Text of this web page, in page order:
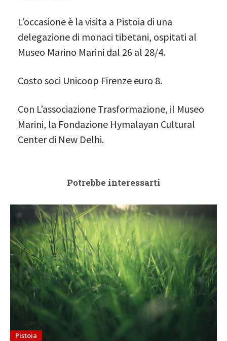
L’occasione è la visita a Pistoia di una
delegazione di monaci tibetani, ospitati al
Museo Marino Marini dal 26 al 28/4.
Costo soci Unicoop Firenze euro 8.
Con L’associazione Trasformazione, il Museo
Marini, la Fondazione Hymalayan Cultural
Center di New Delhi.
Potrebbe interessarti
Pistoia